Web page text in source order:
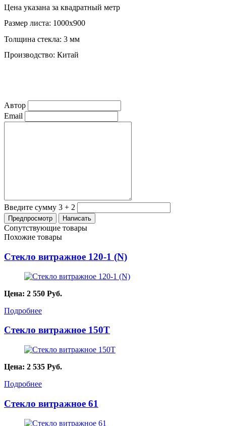
Цена указана за квадратный метр
Размер листа: 1000х900
Толщина стекла: 3 мм
Производство: Китай
Автор
Email
Введите сумму 3 + 2
Сопутствующие товары
Похожие товары
Стекло витражное 120-1 (N)
Цена: 2 550 Руб.
Подробнее
Стекло витражное 150T
Цена: 2 535 Руб.
Подробнее
Стекло витражное 61